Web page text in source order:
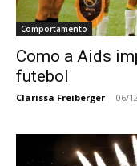
Comportamento
Como a Aids
futebol
Clarissa Freiberger - 06/